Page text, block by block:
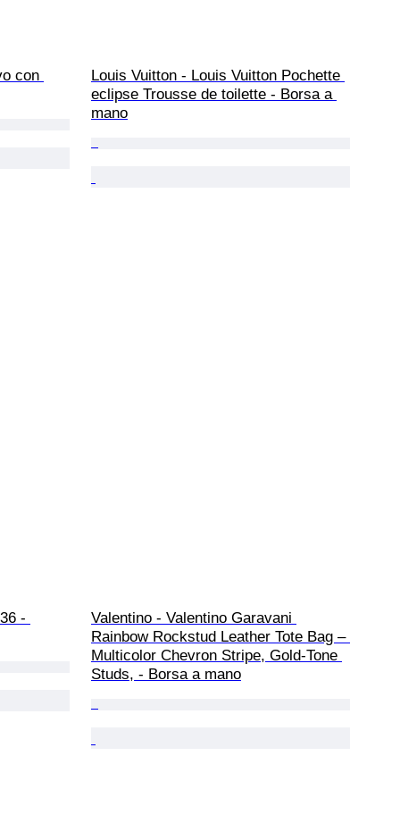
con
Louis Vuitton - Louis Vuitton Pochette
eclipse Trousse de toilette - Borsa a
mano
-
Valentino - Valentino Garavani
Rainbow Rockstud Leather Tote Bag –
Multicolor Chevron Stripe, Gold-Tone
Studs, - Borsa a mano